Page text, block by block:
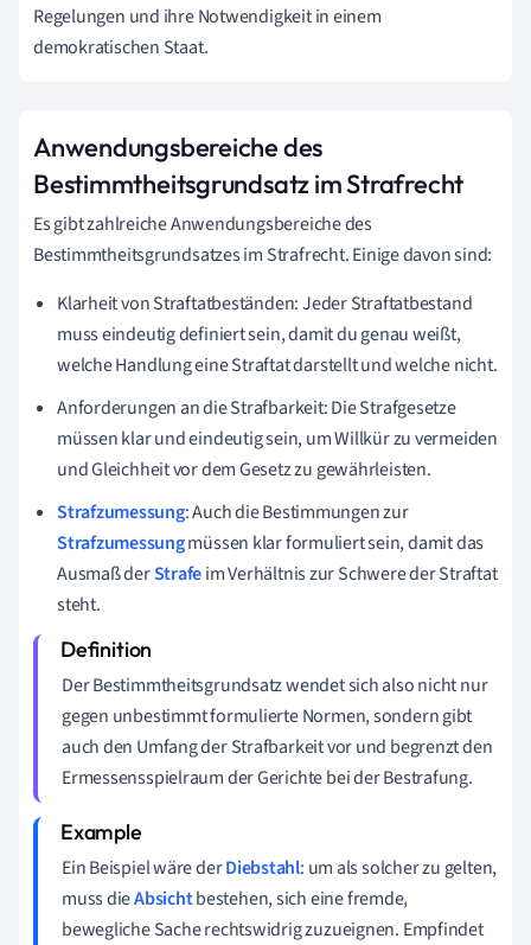
Regelungen und ihre Notwendigkeit in einem
demokratischen Staat.
Anwendungsbereiche des
Bestimmtheitsgrundsatz im Strafrecht
Es gibt zahlreiche Anwendungsbereiche des
Bestimmtheitsgrundsatzes im Strafrecht. Einige davon sind:
Klarheit von Straftatbeständen: Jeder Straftatbestand
muss eindeutig definiert sein, damit du genau weißt,
welche Handlung eine Straftat darstellt und welche nicht.
Anforderungen an die Strafbarkeit: Die Strafgesetze
müssen klar und eindeutig sein, um Willkür zu vermeiden
und Gleichheit vor dem Gesetz zu gewährleisten.
Strafzumessung: Auch die Bestimmungen zur
Strafzumessungmüssen klar formuliert sein, damit das
Ausmaß derStrafeim Verhältnis zur Schwere der Straftat
steht.
Der Bestimmtheitsgrundsatz wendet sich also nicht nur
gegen unbestimmt formulierte Normen, sondern gibt
auch den Umfang der Strafbarkeit vor und begrenzt den
Ermessensspielraum der Gerichte bei der Bestrafung.
Ein Beispiel wäre derDiebstahl: um als solcher zu gelten,
muss dieAbsichtbestehen, sich eine fremde,
bewegliche Sache rechtswidrig zuzueignen. Empfindet